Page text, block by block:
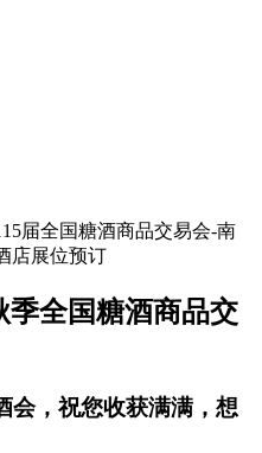
季全国糖酒商品交
会，祝您收获满满，想